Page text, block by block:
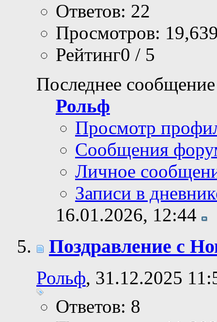
Ответов: 22
Просмотров:
Рейтинг0 / 5
Последнее
Рольф
Просмотр
Сообщения
Личное
Записи в
16.01.2026, 12:44
Поздравление с
Рольф, 31.12.2025
Ответов: 8